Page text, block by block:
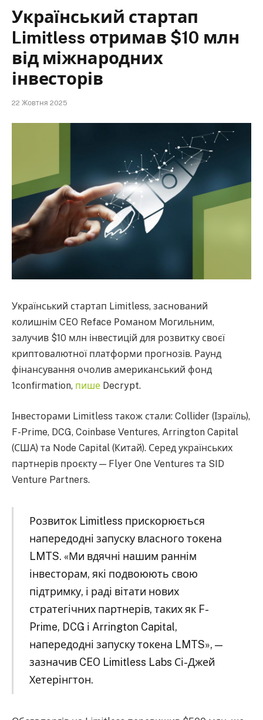
Український стартап
Limitless отримав $10 млн
від міжнародних
інвесторів
22 Жовтня 2025
Український стартап Limitless, заснований
колишнім CEO Reface Романом Могильним,
залучив $10 млн інвестицій для розвитку своєї
криптовалютної платформи прогнозів. Раунд
фінансування очолив американський фонд
1confirmation, пише Decrypt.
Інвесторами Limitless також стали: Collider (Ізраїль),
F-Prime, DCG, Coinbase Ventures, Arrington Capital
(США) та Node Capital (Китай). Серед українських
партнерів проєкту — Flyer One Ventures та SID
Venture Partners.
Розвиток Limitless прискорюється
напередодні запуску власного токена
LMTS. «Ми вдячні нашим раннім
інвесторам, які подвоюють свою
підтримку, і раді вітати нових
стратегічних партнерів, таких як F-
Prime, DCG і Arrington Capital,
напередодні запуску токена LMTS», —
зазначив CEO Limitless Labs Сі-Джей
Хетерінгтон.